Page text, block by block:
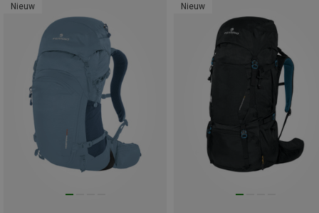
Nieuw Nieuw